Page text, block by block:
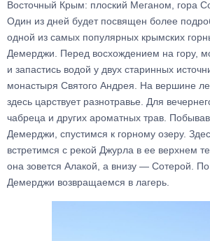
Восточный Крым: плоский Меганом, гора
Один из дней будет посвящен более
одной из самых популярных крымских
Демерджи. Перед восхождением на гору,
и запастись водой у двух старинных
монастыря Святого Андрея. На вершине
здесь царствует разнотравье. Для
чабреца и других ароматных трав.
Демерджи, спустимся к горному озеру.
встретимся с рекой Джурла в ее верхнем
она зовется Алакой, а внизу — Сотерой.
Демерджи возвращаемся в лагерь.